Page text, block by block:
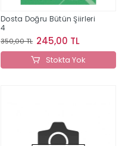
Dosta Doğru Bütün Şiirleri
4
350,00 TL 245,00 TL
Stokta Yok